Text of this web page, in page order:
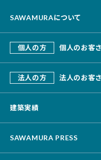
SAWAMURAについて
私たちの強み
会社概要
個人の方 個人のお客
SAWAMURA建築設計
リフォーム・リノベーション
不動産
法人の方 法人のお客
デザインビルド
オフィス・事務所
改修・リニューアル
建築実績
SAWAMURA PRESS